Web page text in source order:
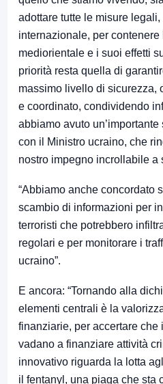
adottare tutte le misure
internazionale, per contenere
mediorientale e i suoi effetti
priorità resta quella di
massimo livello di sicurezza,
e coordinato, condividendo
abbiamo avuto
con il Ministro ucraino, che
nostro impegno incrollabile a
“Abbiamo anche concordato
scambio di informazioni per
terroristi che potrebbero
regolari e per monitorare i
ucraino”.
E ancora: “Tornando alla
elementi centrali è la
finanziarie, per accertare che
vadano a finanziare attività
innovativo riguarda la lotta
il fentanyl, una piaga che sta